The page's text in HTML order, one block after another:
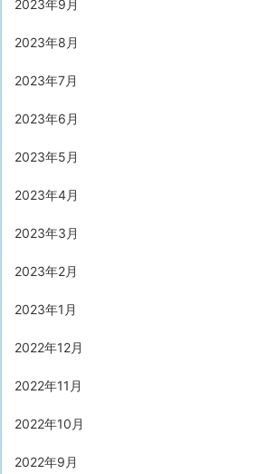
2023年9月
2023年8月
2023年7月
2023年6月
2023年5月
2023年4月
2023年3月
2023年2月
2023年1月
2022年12月
2022年11月
2022年10月
2022年9月